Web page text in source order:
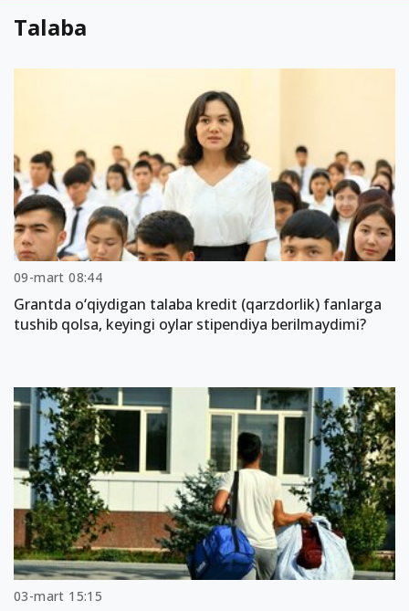
Talaba
09-mart 08:44
Grantda o‘qiydigan talaba kredit (qarzdorlik) fanlarga
tushib qolsa, keyingi oylar stipendiya berilmaydimi?
03-mart 15:15